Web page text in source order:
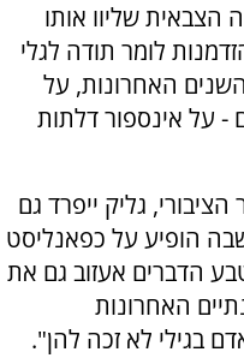
שליוו אותו
לומר תודה לגלי
צה"ל, שהיוותה בית אמיתי ב-7 השנים האחרונות, על
- על אינספור דלתות
גליק ייפרד גם
החדשות של ערוץ 12, שבה הופיע על כפאנליסט
הדברים אעזוב גם את
לי בשנתיים האחרונות
בגילי לא זכה להן".